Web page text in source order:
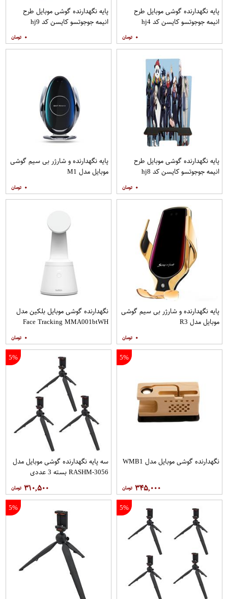
پایه نگهدارنده گوشی موبایل طرح
انیمه جوجوتسو کایسن کد hj4
۰
پایه نگهدارنده گوشی موبایل طرح
انیمه جوجوتسو کایسن کد hj9
۰
پایه نگهدارنده گوشی موبایل طرح
انیمه جوجوتسو کایسن کد hj8
۰
پایه نگهدارنده و شارژر بی سیم گوشی
موبایل مدل M1
۰
پایه نگهدارنده و شارژر بی سیم گوشی
موبایل مدل R3
۰
نگهدارنده گوشی موبایل بلکین مدل
Face Tracking MMA001btWH
۰
5%
نگهدارنده گوشی موبایل مدل WMB1
۳۴۵,۰۰۰
5%
سه پایه نگهدارنده گوشی موبایل مدل
RASHM-3056 بسته 3 عددی
۳۱۰,۵۰۰
5%
5%